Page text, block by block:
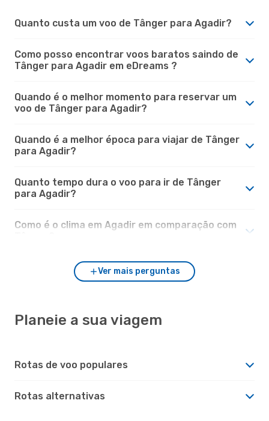
Quanto custa um voo de Tânger para Agadir?
Como posso encontrar voos baratos saindo de
Tânger para Agadir em eDreams ?
Quando é o melhor momento para reservar um
voo de Tânger para Agadir?
Quando é a melhor época para viajar de Tânger
para Agadir?
Quanto tempo dura o voo para ir de Tânger
para Agadir?
Como é o clima em Agadir em comparação com
Ver mais perguntas
Planeie a sua viagem
Rotas de voo populares
Rotas alternativas